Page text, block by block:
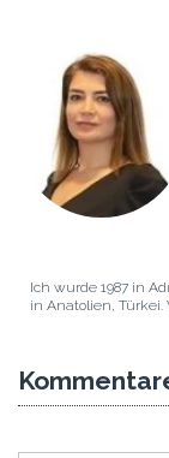
Ich wurde 1987 in
in Anatolien, Türkei.